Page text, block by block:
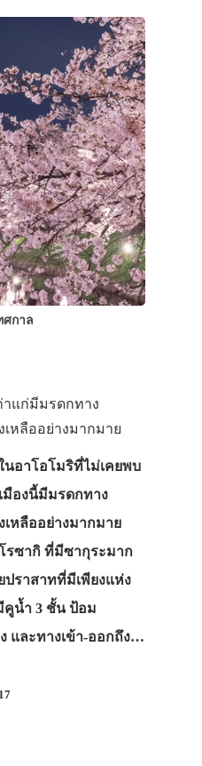
ศกาล
าแก่มีมรดกทาง
หลืออย่างมากมาย
นอาโอโมริที่ไม่เคยพบ
มืองนี้มีมรดกทาง
หลืออย่างมากมาย
รซากิ ที่มีซากุระมาก
ปราสาทที่มีเพียงแห่ง
คูน้ำ 3 ชั้น ป้อม
และทางเข้า-ออกถึง…
ประเทศญี่ปุ่น
เที่ยวญี่ปุ่นด้ว
เอง
รถบัส
เดินทาง
ทัวร์
ที่พัก
สาระน่ารู้